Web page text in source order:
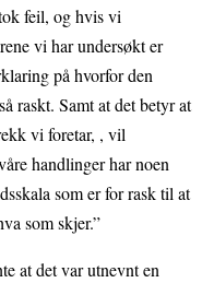
feil, og hvis vi
vi har undersøkt er
på hvorfor den
raskt. Samt at det betyr at
vi foretar, , vil
handlinger har noen
som er for rask til at
som skjer.”
at det var utnevnt en